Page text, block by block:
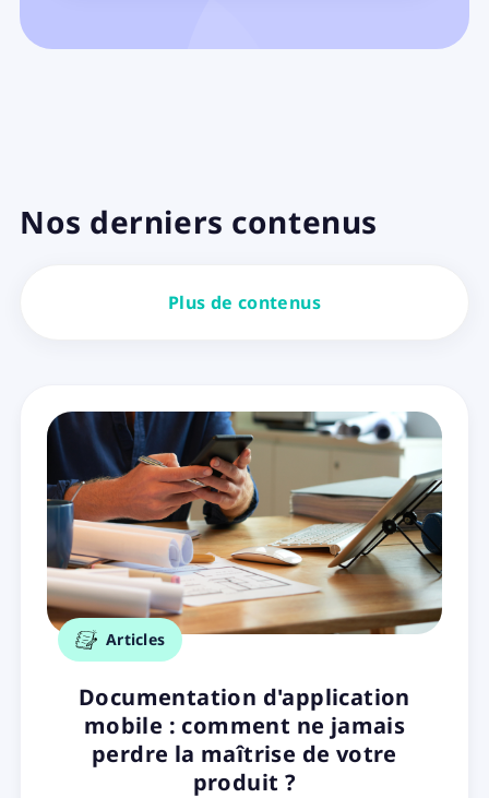
Nos derniers contenus
Plus de contenus
Articles
Documentation d'application
mobile : comment ne jamais
perdre la maîtrise de votre
produit ?